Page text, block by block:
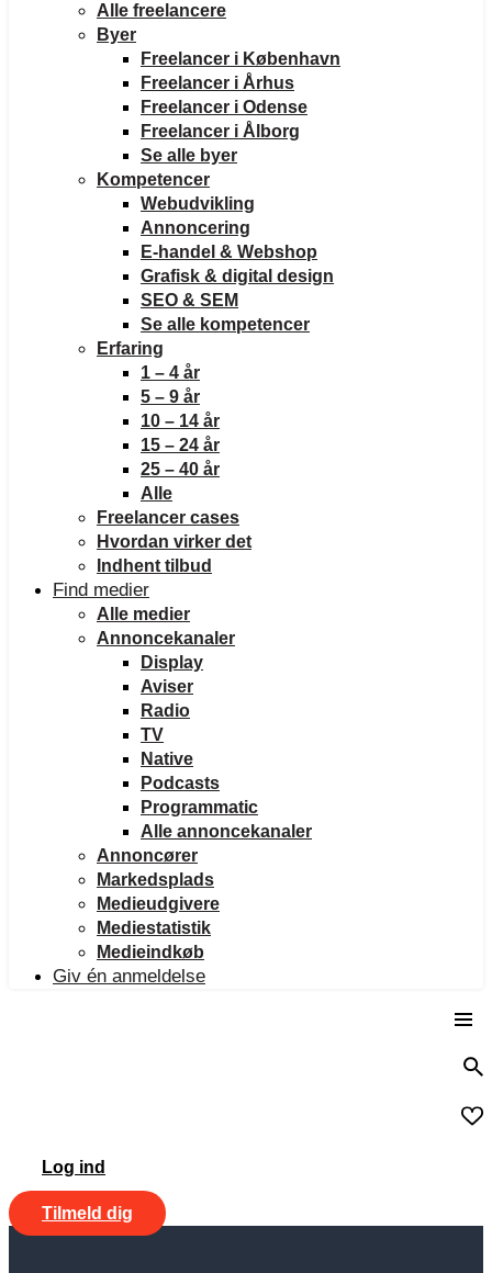
Alle freelancere
Byer
Freelancer i København
Freelancer i Århus
Freelancer i Odense
Freelancer i Ålborg
Se alle byer
Kompetencer
Webudvikling
Annoncering
E-handel & Webshop
Grafisk & digital design
SEO & SEM
Se alle kompetencer
Erfaring
1 – 4 år
5 – 9 år
10 – 14 år
15 – 24 år
25 – 40 år
Alle
Freelancer cases
Hvordan virker det
Indhent tilbud
Find medier
Alle medier
Annoncekanaler
Display
Aviser
Radio
TV
Native
Podcasts
Programmatic
Alle annoncekanaler
Annoncører
Markedsplads
Medieudgivere
Mediestatistik
Medieindkøb
Giv én anmeldelse
Log ind
Tilmeld dig